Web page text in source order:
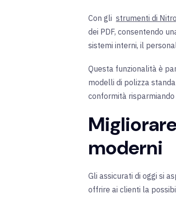
Con gli strumenti di
dei PDF, consentendo
sistemi interni, il
Questa funzionalità è
modelli di polizza
conformità
moderni
Gli assicurati di oggi si
offrire ai clienti la